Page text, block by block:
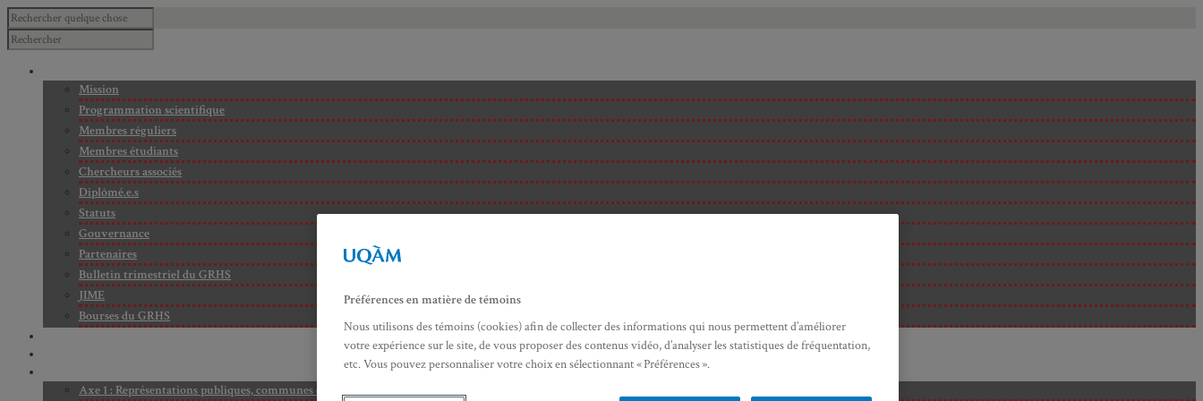
Mission
Programmation scientifique
Membres réguliers
Membres étudiants
Chercheurs associés
Diplômé.e.s
Statuts
Gouvernance
Partenaires
Bulletin trimestriel du GRHS
JIME
Bourses du GRHS
Axe 1 : Représentations publiques, communes et privées de la Cité
Préférences en matière de témoins
Nous utilisons des témoins (cookies) afin de collecter des informations qui nous permettent d’améliorer
votre expérience sur le site, de vous proposer des contenus vidéo, d’analyser les statistiques de fréquentation,
etc. Vous pouvez personnaliser votre choix en sélectionnant « Préférences ».